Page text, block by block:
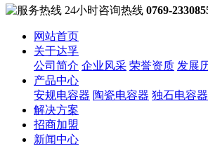
24小时咨询热线 0769-
网站首页
关于达孚
公司简介 企业风采 荣誉资质 发展
产品中心
安规电容器 陶瓷电容器 独石电容器
解决方案
招商加盟
新闻中心